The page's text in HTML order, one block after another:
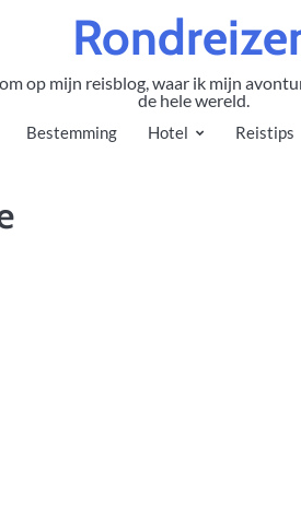
op mijn reisblog, waar ik mijn
de hele wereld.
Bestemming Hotel Reistips